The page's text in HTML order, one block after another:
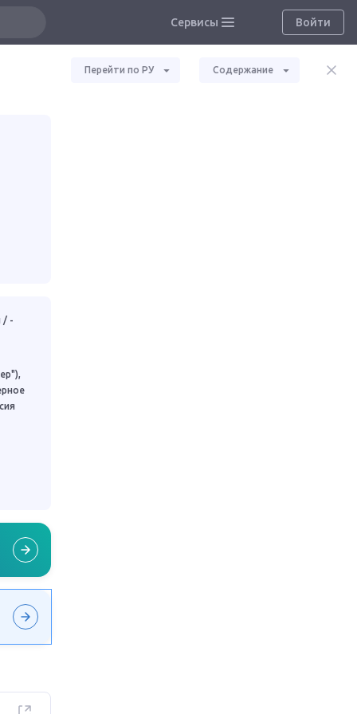
Сервисы Войти
Перейти по РУ Содержание
/ -